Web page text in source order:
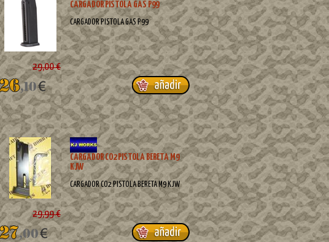
CARGADOR PISTOLA GAS P99
CARGADOR PISTOLA GAS P99
29,00 €
CARGADOR CO2 PISTOLA BERETA M9
KJW
CARGADOR CO2 PISTOLA BERETA M9 KJW
29,99 €